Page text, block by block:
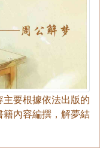
要根據依法出版的
內容編撰，解夢結